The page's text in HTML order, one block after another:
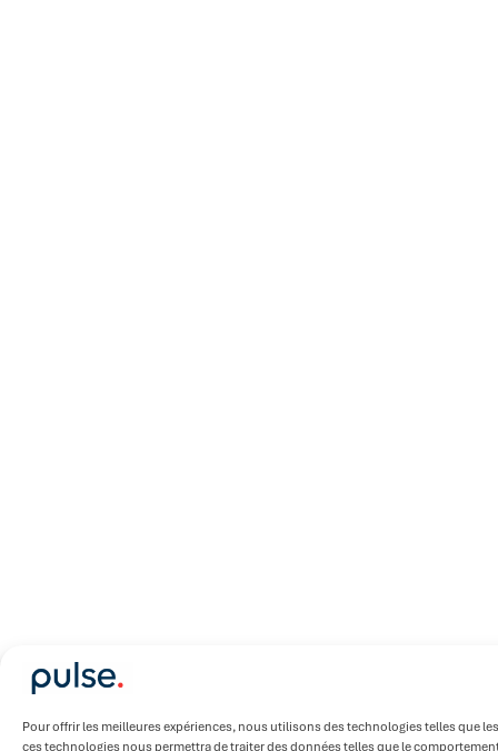
Pour offrir les meilleures expériences, nous utilisons des technologies telles que
ces technologies nous permettra de traiter des données telles que le